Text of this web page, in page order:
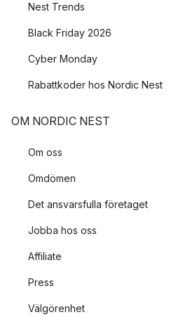
Nest Trends
Black Friday 2026
Cyber Monday
Rabattkoder hos Nordic Nest
OM NORDIC NEST
Om oss
Omdömen
Det ansvarsfulla företaget
Jobba hos oss
Affiliate
Press
Välgörenhet